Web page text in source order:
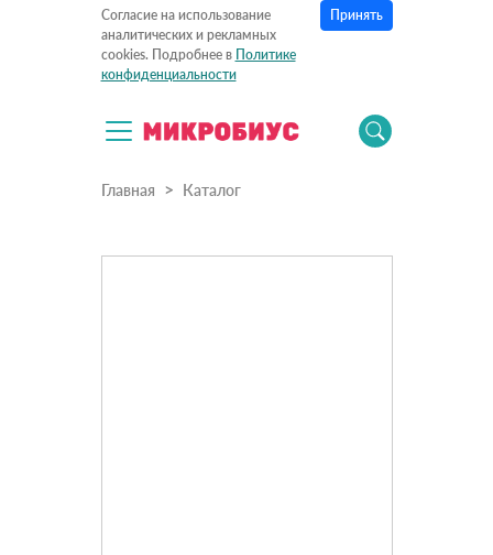
Согласие на использование
аналитических и рекламных
cookies. Подробнее в Политике
конфиденциальности
Принять
Главная Каталог